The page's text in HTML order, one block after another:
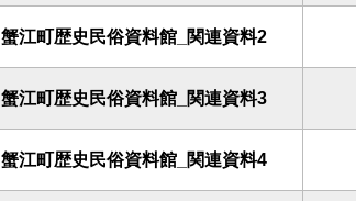
蟹江町歴史民俗資料館_関連資料2
蟹江町歴史民俗資料館_関連資料3
蟹江町歴史民俗資料館_関連資料4